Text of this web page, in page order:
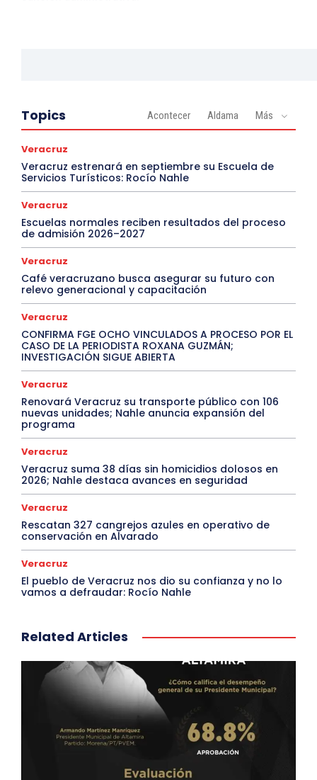
Topics Acontecer Aldama Más
Veracruz
Veracruz estrenará en septiembre su Escuela de
Servicios Turísticos: Rocío Nahle
Veracruz
Escuelas normales reciben resultados del proceso
de admisión 2026–2027
Veracruz
Café veracruzano busca asegurar su futuro con
relevo generacional y capacitación
Veracruz
CONFIRMA FGE OCHO VINCULADOS A PROCESO POR EL
CASO DE LA PERIODISTA ROXANA GUZMÁN;
INVESTIGACIÓN SIGUE ABIERTA
Veracruz
Renovará Veracruz su transporte público con 106
nuevas unidades; Nahle anuncia expansión del
programa
Veracruz
Veracruz suma 38 días sin homicidios dolosos en
2026; Nahle destaca avances en seguridad
Veracruz
Rescatan 327 cangrejos azules en operativo de
conservación en Alvarado
Veracruz
El pueblo de Veracruz nos dio su confianza y no lo
vamos a defraudar: Rocío Nahle
Related Articles